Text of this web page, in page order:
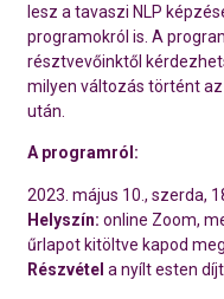
lesz a tavaszi NLP
programokról is. A
résztvevőinktől
milyen változás történt
után.
A programról:
2023. május 10., szerda,
Helyszín: online Zoom,
űrlapot kitöltve kapod
Részvétel a nyílt esten